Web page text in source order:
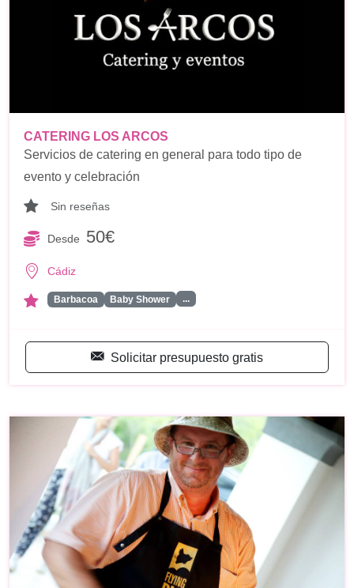
CATERING LOS ARCOS
Servicios de catering en general para todo tipo de
evento y celebración
Sin reseñas
Desde 50€
Cádiz
Barbacoa Baby Shower ...
Solicitar presupuesto gratis